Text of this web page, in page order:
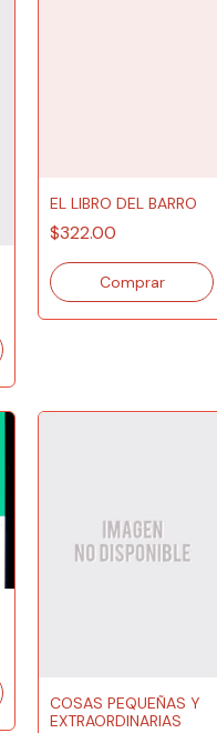
EL LIBRO DEL BARRO
$322.00
COSAS PEQUEÑAS Y
EXTRAORDINARIAS